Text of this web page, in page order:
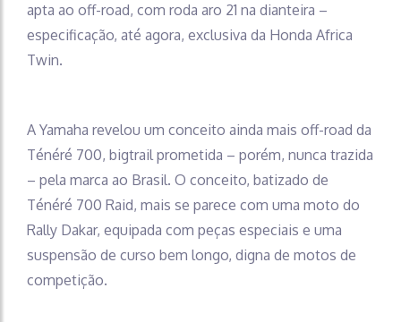
apta ao off-road, com roda aro 21 na dianteira –
especificação, até agora, exclusiva da Honda Africa
Twin.
A Yamaha revelou um conceito ainda mais off-road da
Ténéré 700, bigtrail prometida – porém, nunca trazida
– pela marca ao Brasil. O conceito, batizado de
Ténéré 700 Raid, mais se parece com uma moto do
Rally Dakar, equipada com peças especiais e uma
suspensão de curso bem longo, digna de motos de
competição.